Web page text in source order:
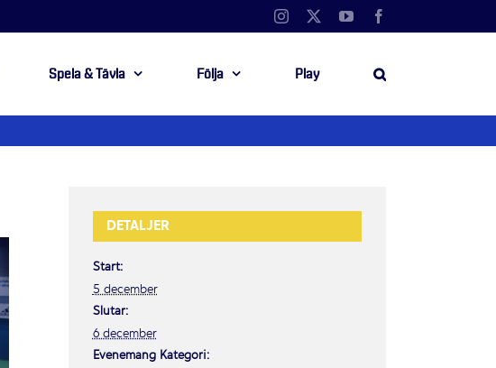
Instagram YouTube
Spela & Tävla Följa Play
DETALJER
Start:
5 december
Slutar:
6 december
Evenemang Kategori: